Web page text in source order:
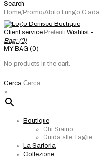
Search
Home/Promo/Abito Lungo Giada
Client service Preferiti Wishlist -
Bag: (0)
MY BAG (0)
No products in the cart.
Cerca
×
Boutique
Chi Siamo
Guida alle Taglie
La Sartoria
Collezione